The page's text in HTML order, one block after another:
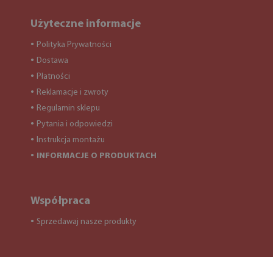
Użyteczne informacje
● Polityka Prywatności
● Dostawa
● Płatności
● Reklamacje i zwroty
● Regulamin sklepu
● Pytania i odpowiedzi
● Instrukcja montażu
● INFORMACJE O PRODUKTACH
Współpraca
● Sprzedawaj nasze produkty